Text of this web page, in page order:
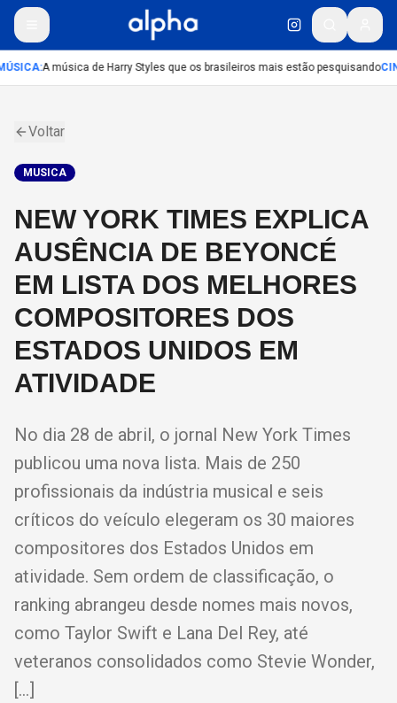
:A música de Harry Styles que os brasileiros mais estão pesquisando
Voltar
MUSICA
NEW YORK TIMES EXPLICA
AUSÊNCIA DE BEYONCÉ
EM LISTA DOS MELHORES
COMPOSITORES DOS
ESTADOS UNIDOS EM
ATIVIDADE
No dia 28 de abril, o jornal New York Times
publicou uma nova lista. Mais de 250
profissionais da indústria musical e seis
críticos do veículo elegeram os 30 maiores
compositores dos Estados Unidos em
atividade. Sem ordem de classificação, o
ranking abrangeu desde nomes mais novos,
como Taylor Swift e Lana Del Rey, até
veteranos consolidados como Stevie Wonder,
[…]